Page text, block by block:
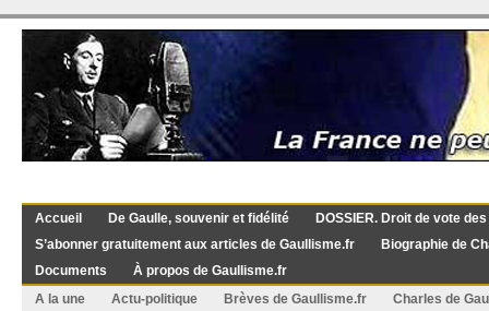
Accueil De Gaulle, souvenir et fidélité
DOSSIER. Droit de vote
S’abonner gratuitement aux articles de Gaullisme.fr
Biographie de
Documents
À propos de Gaullisme.fr
A la une
Actu-politique Brèves de Gaullisme.fr
Charles de